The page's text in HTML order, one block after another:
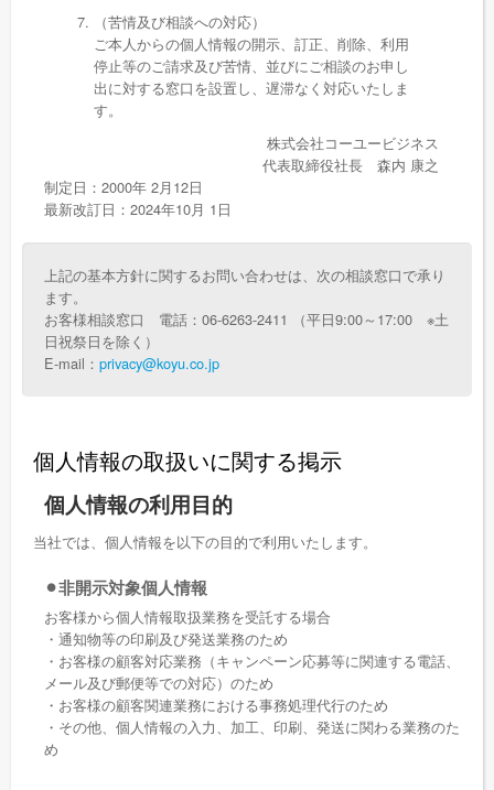
（苦情及び相談への対応）
ご本人からの個人情報の開示、訂正、削除、利用
停止等のご請求及び苦情、並びにご相談のお申し
出に対する窓口を設置し、遅滞なく対応いたしま
す。
株式会社コーユービジネス
代表取締役社長 森内 康之
制定日：2000年 2月12日
最新改訂日：2024年10月 1日
上記の基本方針に関するお問い合わせは、次の相談窓口で承り
ます。
お客様相談窓口 電話：06-6263-2411 （平日9:00～17:00 ※土
日祝祭日を除く）
E-mail： privacy@koyu.co.jp
個人情報の取扱いに関する掲示
個人情報の利用目的
当社では、個人情報を以下の目的で利用いたします。
⚫︎非開示対象個人情報
お客様から個人情報取扱業務を受託する場合
・通知物等の印刷及び発送業務のため
・お客様の顧客対応業務（キャンペーン応募等に関連する電話、
メール及び郵便等での対応）のため
・お客様の顧客関連業務における事務処理代行のため
・その他、個人情報の入力、加工、印刷、発送に関わる業務のた
め